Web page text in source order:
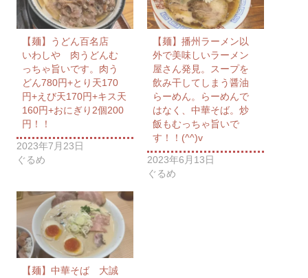
【麺】うどん百名店
いわしや 肉うどんむ
っちゃ旨いです。肉う
どん780円+とり天170
円+えび天170円+キス天
160円+おにぎり2個200
円！！
2023年7月23日
ぐるめ
【麺】播州ラーメン以
外で美味しいラーメン
屋さん発見。スープを
飲み干してしまう醤油
らーめん。らーめんで
はなく、中華そば。炒
飯もむっちゃ旨いで
す！！(^^)v
2023年6月13日
ぐるめ
【麺】中華そば 大誠